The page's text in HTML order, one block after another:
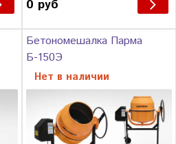
0 руб
Бетономешалка Парма
Б-150Э
Нет в наличии